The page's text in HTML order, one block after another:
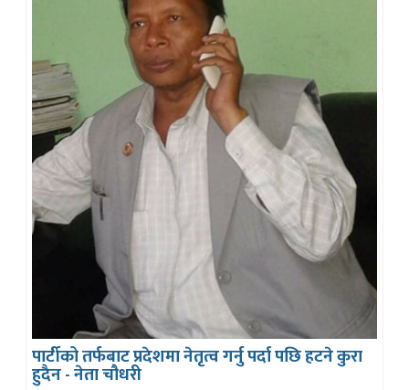
पार्टीको तर्फबाट प्रदेशमा नेतृत्व गर्नु पर्दा पछि हटने कुरा
हुदैन - नेता चौधरी